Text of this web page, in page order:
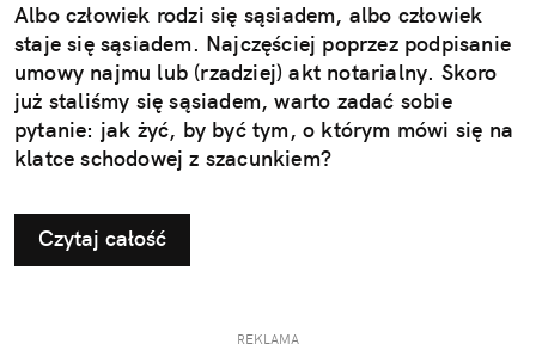
Albo człowiek rodzi się sąsiadem, albo człowiek
staje się sąsiadem. Najczęściej poprzez podpisanie
umowy najmu lub (rzadziej) akt notarialny. Skoro
już staliśmy się sąsiadem, warto zadać sobie
pytanie: jak żyć, by być tym, o którym mówi się na
klatce schodowej z szacunkiem?
Czytaj całość
REKLAMA